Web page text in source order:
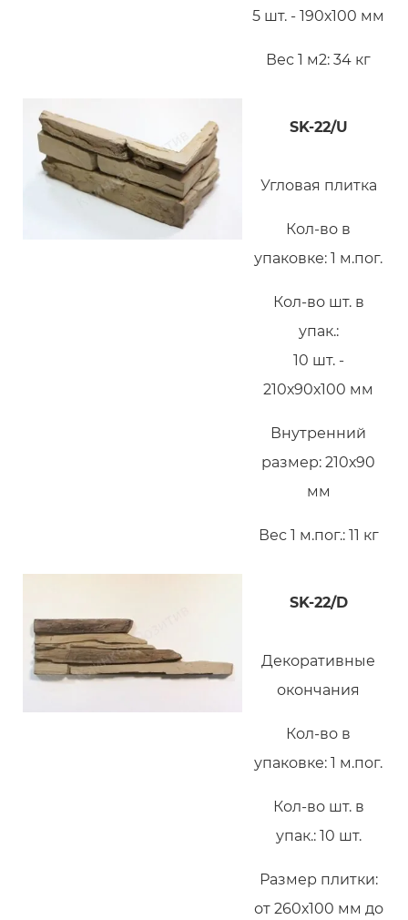
5 шт. - 190х100 мм
Вес 1 м2: 34 кг
SK-22/U
Угловая плитка
Кол-во в
упаковке: 1 м.пог.
Кол-во шт. в
упак.:
10 шт. -
210х90х100 мм
Внутренний
размер: 210х90
мм
Вес 1 м.пог.: 11 кг
SK-22/D
Декоративные
окончания
Кол-во в
упаковке: 1 м.пог.
Кол-во шт. в
упак.: 10 шт.
Размер плитки:
от 260х100 мм до